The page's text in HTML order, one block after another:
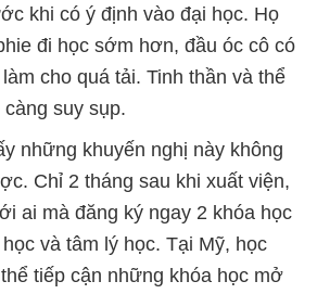
khi có ý định vào đại học. Họ
đi học sớm hơn, đầu óc cô có
cho quá tải. Tinh thần và thể
suy sụp.
những khuyến nghị này không
Chỉ 2 tháng sau khi xuất viện,
ai mà đăng ký ngay 2 khóa học
và tâm lý học. Tại Mỹ, học
tiếp cận những khóa học mở